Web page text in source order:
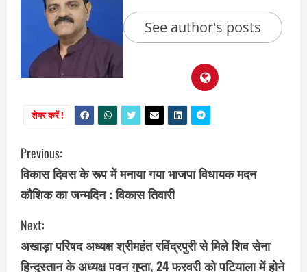
See author's posts
शेयर करें !
C
o
n
t
Previous:
विकास दिवस के रूप में मनाया गया भाजपा विधायक मदन
कौशिक का जन्मदिन : विकास तिवारी
Next:
अखाड़ा परिषद अध्यक्ष श्रीमहंत रविंद्रपुरी से मिले शिव सेना
हिन्दुस्तान के अध्यक्ष पवन गुप्ता, 24 फरवरी को पटियाला में होने